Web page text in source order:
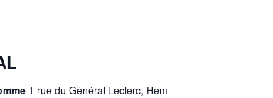
1 rue du Général Leclerc, Hem